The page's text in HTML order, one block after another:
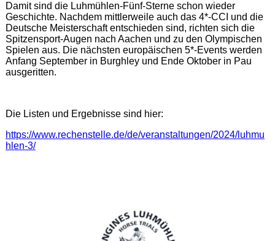
Damit sind die Luhmühlen-Fünf-Sterne schon wieder
Geschichte. Nachdem mittlerweile auch das 4*-CCI und die
Deutsche Meisterschaft entschieden sind, richten sich die
Spitzensport-Augen nach Aachen und zu den Olympischen
Spielen aus. Die nächsten europäischen 5*-Events werden
Anfang September in Burghley und Ende Oktober in Pau
ausgeritten.
Die Listen und Ergebnisse sind hier:
https://www.rechenstelle.de/de/veranstaltungen/2024/luhmu
hlen-3/